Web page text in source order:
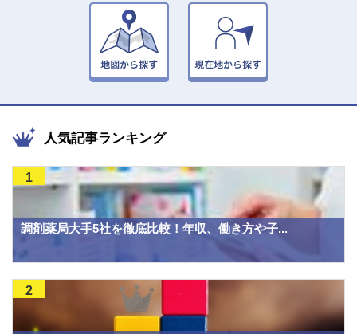
人気記事ランキング
調剤薬局大手5社を徹底比較！年収、働き方や子...
1
2